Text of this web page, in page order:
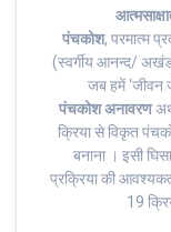
पंचकोश, परमात्म
(स्वर्गीय आनन्द/
जब हमें ‘जीवन
पंचकोश अनावरण
क्रिया से विकृत
बनाना । इसी
प्रक्रिया की
19